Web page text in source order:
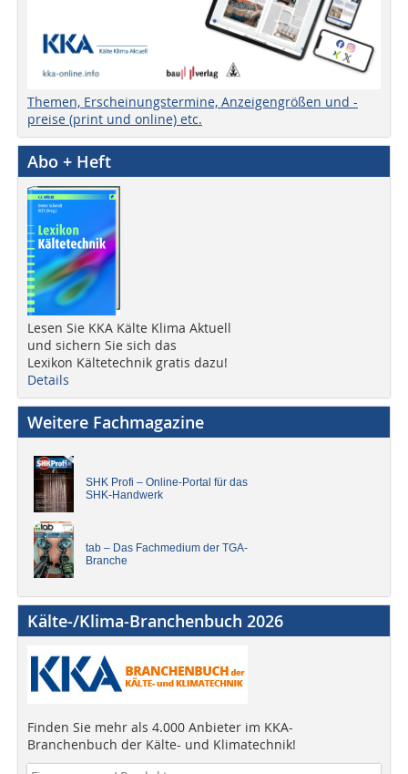
Themen, Erscheinungstermine, Anzeigengrößen und -
preise (print und online) etc.
Abo + Heft
Lesen Sie KKA Kälte Klima Aktuell
und sichern Sie sich das
Lexikon Kältetechnik gratis dazu!
Details
Weitere Fachmagazine
SHK Profi – Online-Portal für das
SHK-Handwerk
tab – Das Fachmedium der TGA-
Branche
Kälte-/Klima-Branchenbuch 2026
Finden Sie mehr als 4.000 Anbieter im KKA-
Branchenbuch der Kälte- und Klimatechnik!